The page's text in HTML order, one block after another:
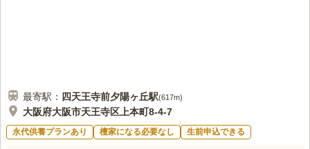
最寄駅： 四天王寺前夕陽ヶ丘駅(617m)
大阪府大阪市天王寺区上本町8-4-7
永代供養プランあり 檀家になる必要なし 生前申込できる